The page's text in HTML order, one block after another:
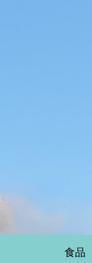
食品